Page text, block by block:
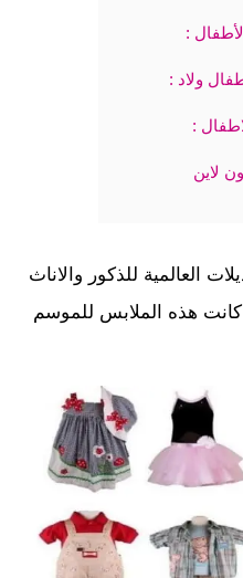
:
ولاد :
:
لاين
العالمية للذكور والاناث
كانت هذه الملابس للموسم